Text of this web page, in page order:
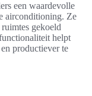
een waardevolle
airconditioning. Ze
gekoeld
helpt
productiever te